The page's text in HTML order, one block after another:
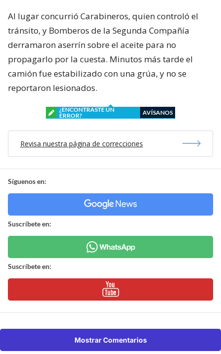
Al lugar concurrió Carabineros, quien controló el
tránsito, y Bomberos de la Segunda Compañía
derramaron aserrín sobre el aceite para no
propagarlo por la cuesta. Minutos más tarde el
camión fue estabilizado con una grúa, y no se
reportaron lesionados.
¿ENCONTRASTE UN
ERROR?
AVÍSANOS
Revisa nuestra página de correcciones
Síguenos en:
Suscríbete en:
Suscríbete en:
Mostrar Comentarios